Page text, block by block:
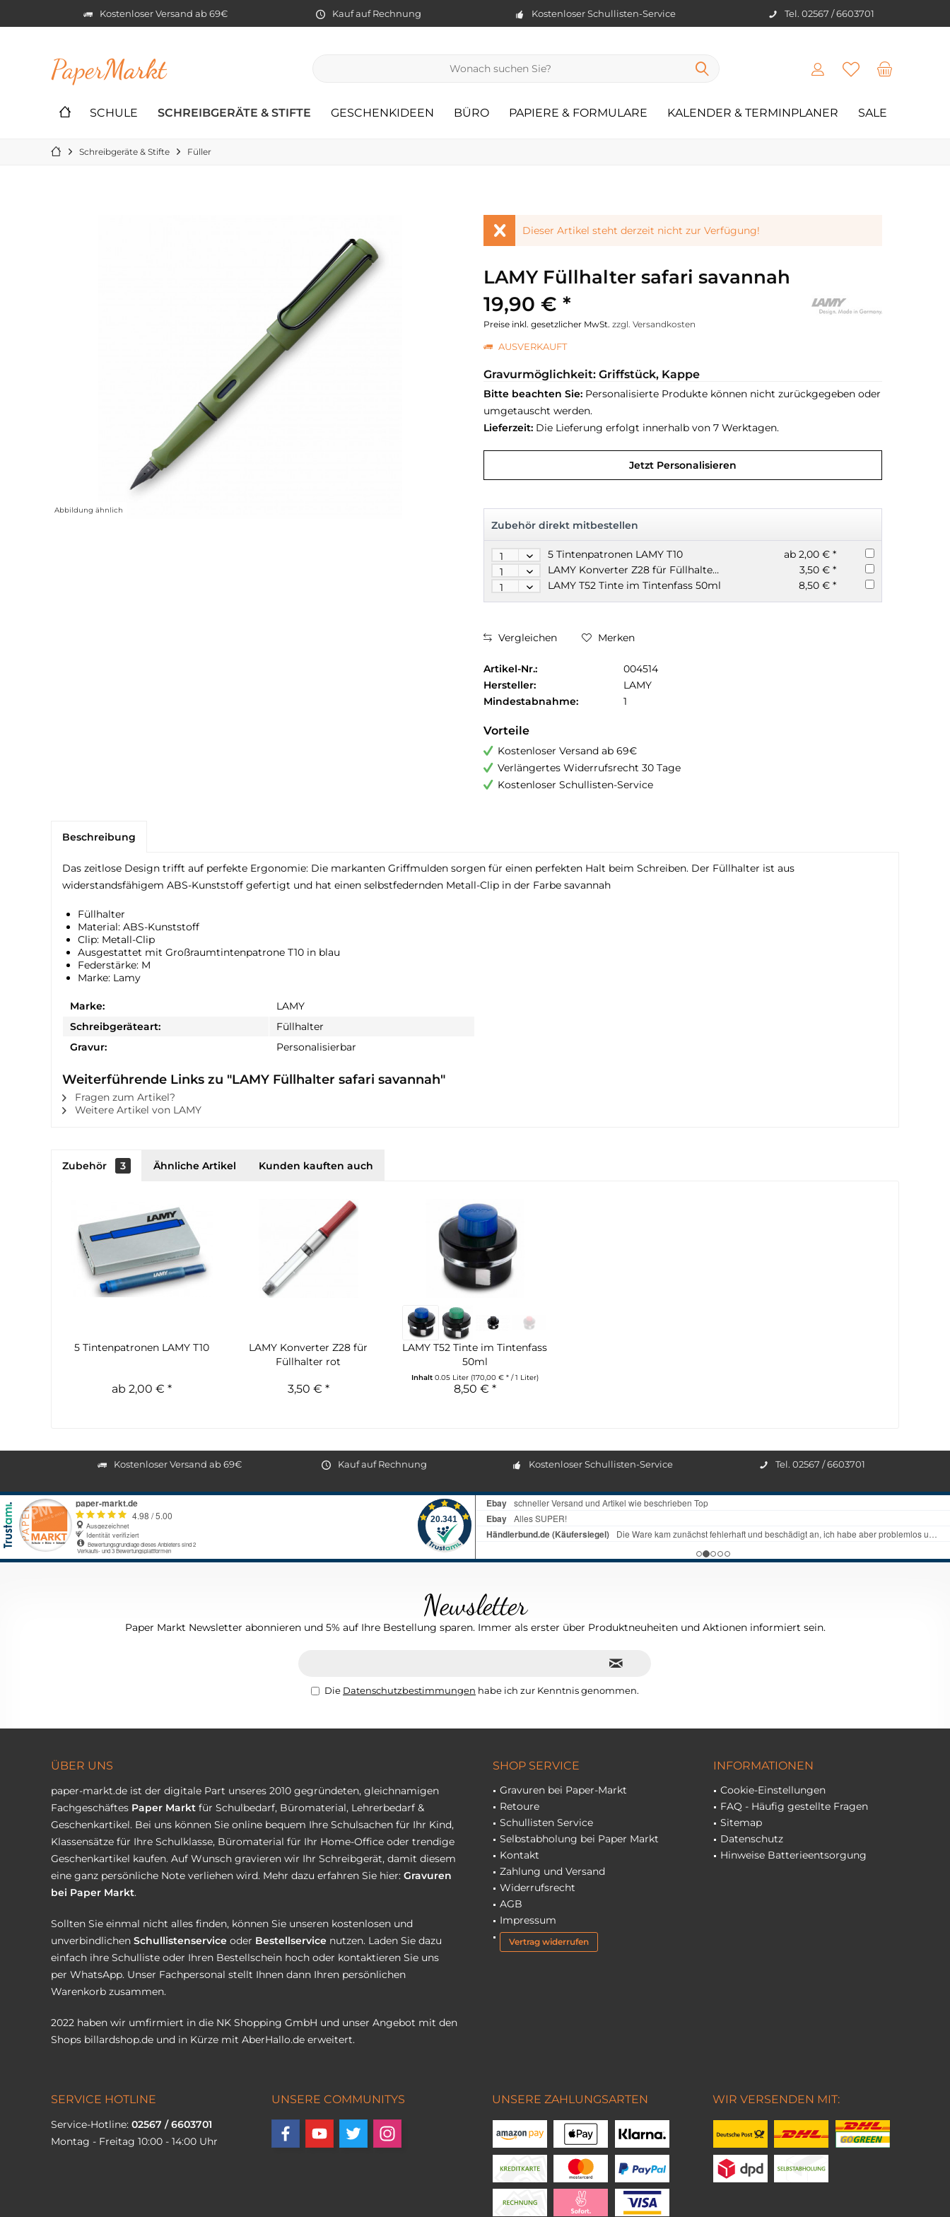
Kostenloser Versand ab 69€ Kauf auf Rechnung Kostenloser Schullisten-Service Tel. 02567 / 6603701
PaperMarkt
SCHULE SCHREIBGERÄTE & STIFTE GESCHENKIDEEN BÜRO PAPIERE & FORMULARE KALENDER & TERMINPLANER SALE
Schreibgeräte & Stifte Füller
Abbildung ähnlich
Dieser Artikel steht derzeit nicht zur Verfügung!
LAMY Füllhalter safari savannah
19,90 € *
Preise inkl. gesetzlicher MwSt. zzgl. Versandkosten
AUSVERKAUFT
Gravurmöglichkeit: Griffstück, Kappe
Bitte beachten Sie: Personalisierte Produkte können nicht zurückgegeben oder
umgetauscht werden.
Lieferzeit: Die Lieferung erfolgt innerhalb von 7 Werktagen.
Jetzt Personalisieren
Zubehör direkt mitbestellen
5 Tintenpatronen LAMY T10
ab 2,00 € *
LAMY Konverter Z28 für Füllhalter rot
3,50 € *
LAMY T52 Tinte im Tintenfass 50ml
8,50 € *
Vergleichen Merken
Artikel-Nr.:
004514
Hersteller:
LAMY
Mindestabnahme:
1
Vorteile
Kostenloser Versand ab 69€
Verlängertes Widerrufsrecht 30 Tage
Kostenloser Schullisten-Service
Beschreibung
Das zeitlose Design trifft auf perfekte Ergonomie: Die markanten Griffmulden sorgen für einen perfekten Halt beim Schreiben. Der Füllhalter ist aus
widerstandsfähigem ABS-Kunststoff gefertigt und hat einen selbstfedernden Metall-Clip in der Farbe savannah
Füllhalter
Material: ABS-Kunststoff
Clip: Metall-Clip
Ausgestattet mit Großraumtintenpatrone T10 in blau
Federstärke: M
Marke: Lamy
Marke:
LAMY
Schreibgeräteart:
Füllhalter
Gravur:
Personalisierbar
Weiterführende Links zu "LAMY Füllhalter safari savannah"
Fragen zum Artikel?
Weitere Artikel von LAMY
Zubehör 3 Ähnliche Artikel Kunden kauften auch
5 Tintenpatronen LAMY T10
ab 2,00 € *
LAMY Konverter Z28 für
Füllhalter rot
3,50 € *
LAMY T52 Tinte im Tintenfass
50ml
Inhalt 0.05 Liter (170,00 € * / 1 Liter)
8,50 € *
Kostenloser Versand ab 69€ Kauf auf Rechnung Kostenloser Schullisten-Service Tel. 02567 / 6603701
Newsletter
Paper Markt Newsletter abonnieren und 5% auf Ihre Bestellung sparen. Immer als erster über Produktneuheiten und Aktionen informiert sein.
Die Datenschutzbestimmungen habe ich zur Kenntnis genommen.
ÜBER UNS
paper-markt.de ist der digitale Part unseres 2010 gegründeten, gleichnamigen
Fachgeschäftes Paper Markt für Schulbedarf, Büromaterial, Lehrerbedarf &
Geschenkartikel. Bei uns können Sie online bequem Ihre Schulsachen für Ihr Kind,
Klassensätze für Ihre Schulklasse, Büromaterial für Ihr Home-Office oder trendige
Geschenkartikel kaufen. Auf Wunsch gravieren wir Ihr Schreibgerät, damit diesem
eine ganz persönliche Note verliehen wird. Mehr dazu erfahren Sie hier: Gravuren
bei Paper Markt.
Sollten Sie einmal nicht alles finden, können Sie unseren kostenlosen und
unverbindlichen Schullistenservice oder Bestellservice nutzen. Laden Sie dazu
einfach ihre Schulliste oder Ihren Bestellschein hoch oder kontaktieren Sie uns
per WhatsApp. Unser Fachpersonal stellt Ihnen dann Ihren persönlichen
Warenkorb zusammen.
2022 haben wir umfirmiert in die NK Shopping GmbH und unser Angebot mit den
Shops billardshop.de und in Kürze mit AberHallo.de erweitert.
SHOP SERVICE
Gravuren bei Paper-Markt
Retoure
Schullisten Service
Selbstabholung bei Paper Markt
Kontakt
Zahlung und Versand
Widerrufsrecht
AGB
Impressum
Vertrag widerrufen
INFORMATIONEN
Cookie-Einstellungen
FAQ - Häufig gestellte Fragen
Sitemap
Datenschutz
Hinweise Batterieentsorgung
SERVICE HOTLINE
Service-Hotline: 02567 / 6603701
Montag - Freitag 10:00 - 14:00 Uhr
UNSERE COMMUNITYS UNSERE ZAHLUNGSARTEN WIR VERSENDEN MIT: